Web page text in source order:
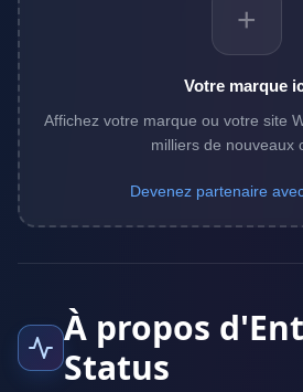
+
Votre marque
Affichez votre marque ou votre site
milliers de nouveaux
Devenez partenaire
À propos
Status